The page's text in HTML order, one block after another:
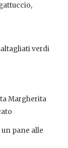
verdi
Margherita
pane alle